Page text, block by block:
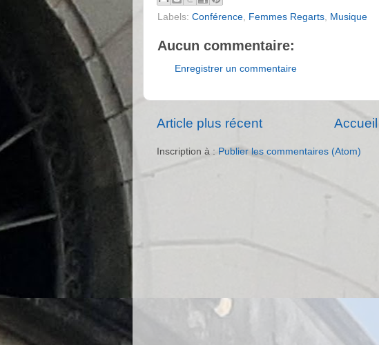
Labels: Conférence Femmes Regarts Musique
Aucun commentaire:
Enregistrer un commentaire
Article plus récent Accueil
Inscription à : Publier les commentaires (Atom)